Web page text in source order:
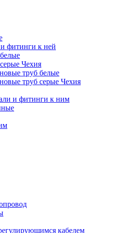
фитинги к ней
Чехия
труб белые
труб серые Чехия
и фитинги к ним
кабелем